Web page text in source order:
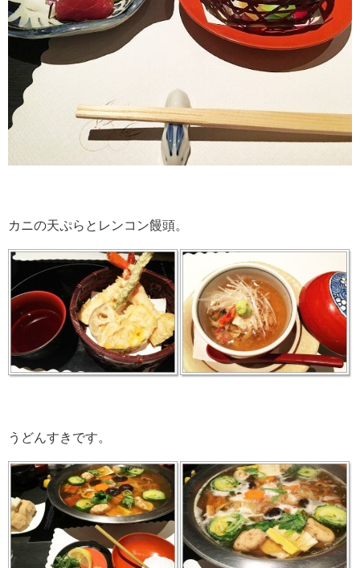
カニの天ぷらとレンコン饅頭。
うどんすきです。